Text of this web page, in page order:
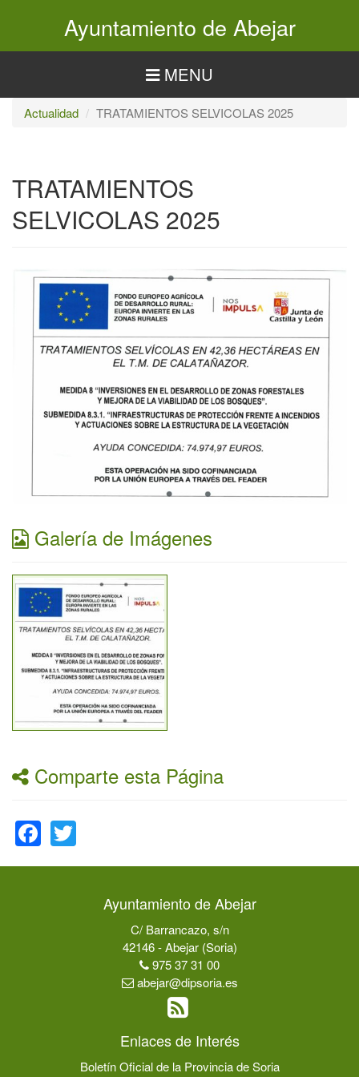
Ayuntamiento de Abejar
MENU
Actualidad TRATAMIENTOS SELVICOLAS 2025
TRATAMIENTOS
SELVICOLAS 2025
Galería de Imágenes
Comparte esta Página
Facebook
Ayuntamiento de Abejar
C/ Barrancazo, s/n
42146 - Abejar (Soria)
975 37 31 00
abejar@dipsoria.es
Enlaces de Interés
Boletín Oficial de la Provincia de Soria